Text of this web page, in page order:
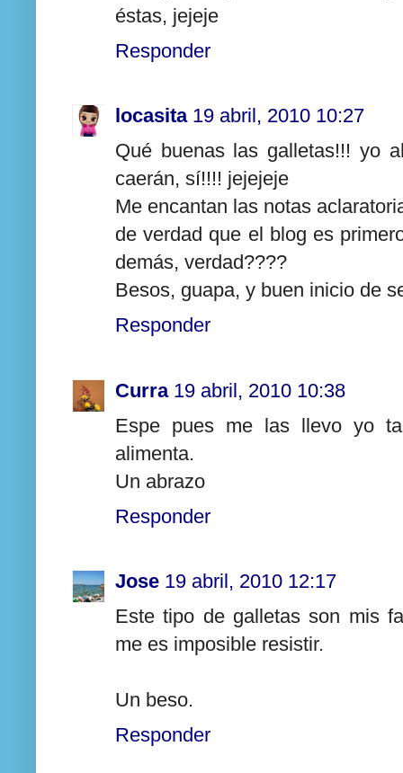
éstas, jejeje
Responder
locasita 19 abril, 2010 10:27
Qué buenas las galletas!!! yo
caerán, sí!!!! jejejeje
Me encantan las notas
de verdad que el blog es
demás, verdad????
Besos, guapa, y buen inicio de
Responder
Curra 19 abril, 2010 10:38
Espe pues me las llevo yo
alimenta.
Un abrazo
Responder
Jose 19 abril, 2010 12:17
Este tipo de galletas son mis
me es imposible resistir.
Un beso.
Responder